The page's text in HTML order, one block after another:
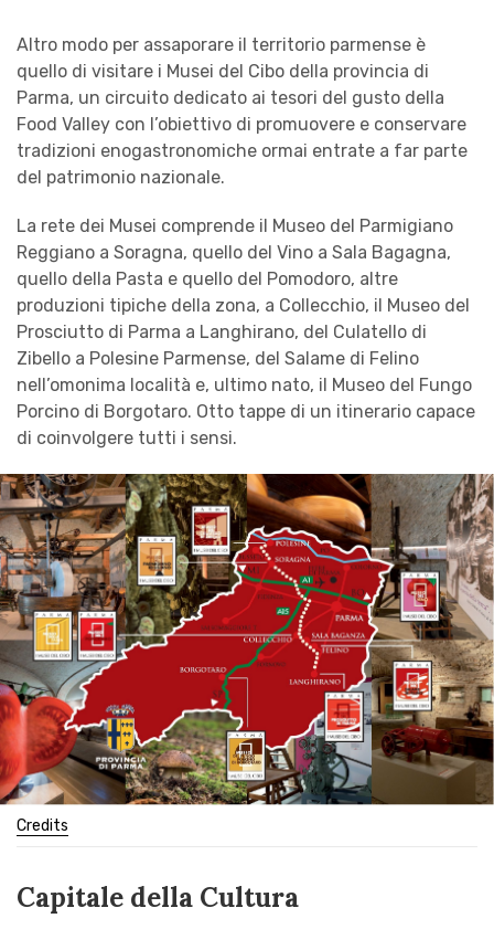
Altro modo per assaporare il territorio parmense è
quello di visitare i Musei del Cibo della provincia di
Parma, un circuito dedicato ai tesori del gusto della
Food Valley con l’obiettivo di promuovere e conservare
tradizioni enogastronomiche ormai entrate a far parte
del patrimonio nazionale.
La rete dei Musei comprende il Museo del Parmigiano
Reggiano a Soragna, quello del Vino a Sala Bagagna,
quello della Pasta e quello del Pomodoro, altre
produzioni tipiche della zona, a Collecchio, il Museo del
Prosciutto di Parma a Langhirano, del Culatello di
Zibello a Polesine Parmense, del Salame di Felino
nell’omonima località e, ultimo nato, il Museo del Fungo
Porcino di Borgotaro. Otto tappe di un itinerario capace
di coinvolgere tutti i sensi.
Credits
Capitale della Cultura